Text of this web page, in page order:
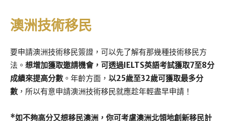
澳洲技術移民
要申請澳洲技術移民簽證，可以先了解有那幾種技術移民方
法。 想增加獲取邀請機會，可透過IELTS英語考試獲取7至8分
成績來提高分數 。年齡方面， 以25歲至32歲可獲取最多分
數 ，所以有意申請澳洲技術移民就應趁年輕盡早申請！
*如不夠高分又想移民澳洲，你可考慮澳洲北領地創新移民計